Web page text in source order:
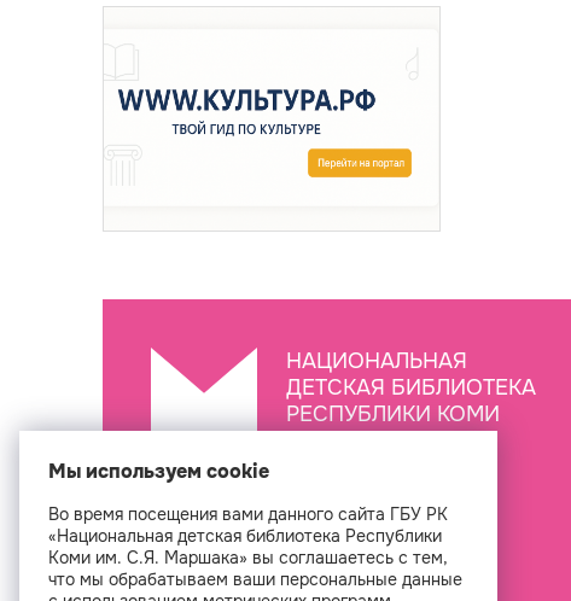
НАЦИОНАЛЬНАЯ
ДЕТСКАЯ БИБЛИОТЕКА
РЕСПУБЛИКИ КОМИ
Мы используем cookie
Во время посещения вами данного сайта ГБУ РК
«Национальная детская библиотека Республики
Коми им. С.Я. Маршака» вы соглашаетесь с тем,
что мы обрабатываем ваши персональные данные